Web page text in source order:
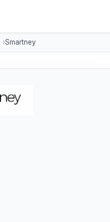
Smartney